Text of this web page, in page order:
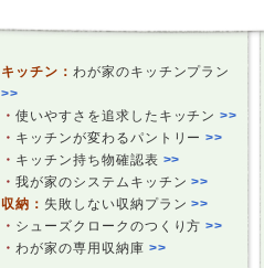
キッチン： わが家のキッチンプラン
>>
・ 使いやすさを追求したキッチン>>
・ キッチンが変わるパントリー>>
・ キッチン持ち物確認表 >>
・ 我が家のシステムキッチン>>
収納： 失敗しない収納プラン>>
・ シューズクロークのつくり方>>
・ わが家の専用収納庫 >>